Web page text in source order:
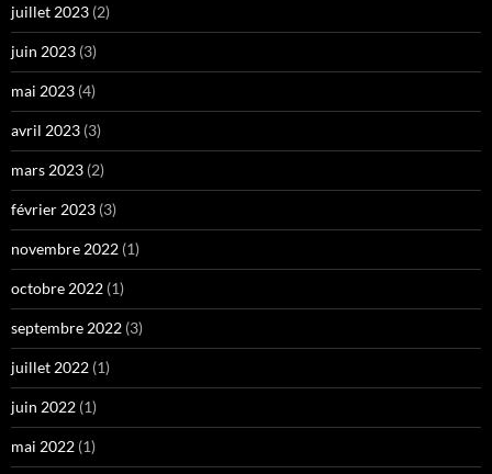
juillet 2023 (2)
juin 2023 (3)
mai 2023 (4)
avril 2023 (3)
mars 2023 (2)
février 2023 (3)
novembre 2022 (1)
octobre 2022 (1)
septembre 2022 (3)
juillet 2022 (1)
juin 2022 (1)
mai 2022 (1)